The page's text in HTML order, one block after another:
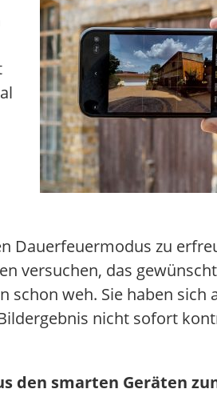
Dauerfeuermodus zu
versuchen, das
weh. Sie haben sich
nicht sofort
den smarten Geräten